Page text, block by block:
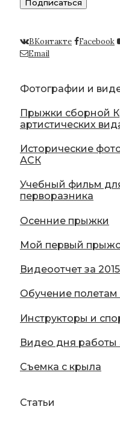
ВКонтакте Facebook
Email
Фотографии и
Прыжки сборной
артистических
Исторические
АСК
Учебный фильм
перворазника
Осенние прыжки
Мой первый
Видеоотчет за
Обучение полетам
Инструкторы и
Видео дня работы
Съемка с крыла
Статьи